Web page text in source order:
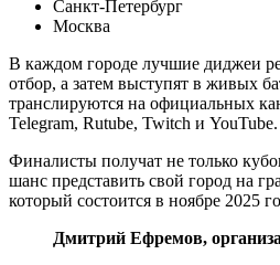
Санкт-Петербург
Москва
В каждом городе лучшие диджеи
отбор, а затем выступят в живых
транслируются на официальных
Telegram, Rutube, Twitch и YouTube.
Финалисты получат не только
шанс представить свой город на
который состоится в ноябре 2025
Дмитрий Ефремов,